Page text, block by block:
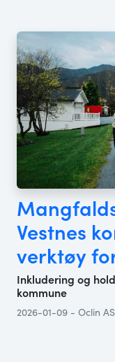
Vestnes
verktøy
Inkludering og
kommune
2026-01-09 - Oclin AS